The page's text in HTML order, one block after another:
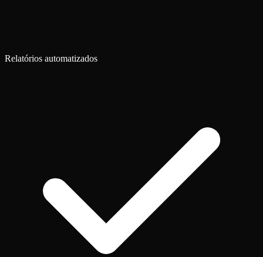
Relatórios automatizados